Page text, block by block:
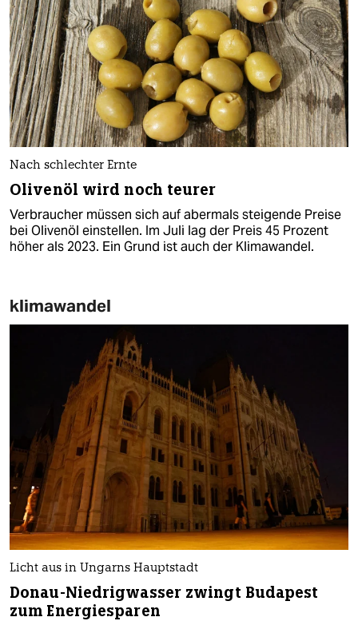
Nach schlechter Ernte
Olivenöl wird noch teurer
Verbraucher müssen sich auf abermals steigende Preise
bei Olivenöl einstellen. Im Juli lag der Preis 45 Prozent
höher als 2023. Ein Grund ist auch der Klimawandel.
klimawandel
Licht aus in Ungarns Hauptstadt
Donau-Niedrigwasser zwingt Budapest
zum Energiesparen